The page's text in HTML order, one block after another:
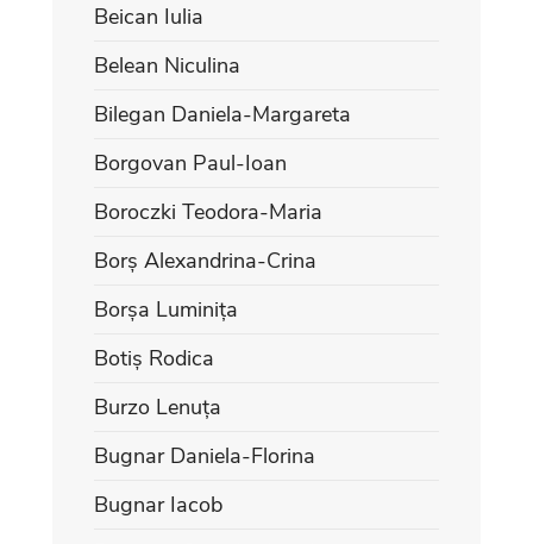
Beican Iulia
Belean Niculina
Bilegan Daniela-Margareta
Borgovan Paul-Ioan
Boroczki Teodora-Maria
Borș Alexandrina-Crina
Borșa Luminița
Botiș Rodica
Burzo Lenuța
Bugnar Daniela-Florina
Bugnar Iacob